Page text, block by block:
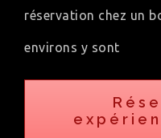
réservation chez un
environs y sont